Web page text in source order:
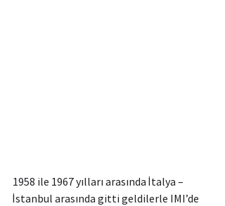
1958 ile 1967 yılları arasında İtalya –
İstanbul arasında gitti geldilerle IMI’de